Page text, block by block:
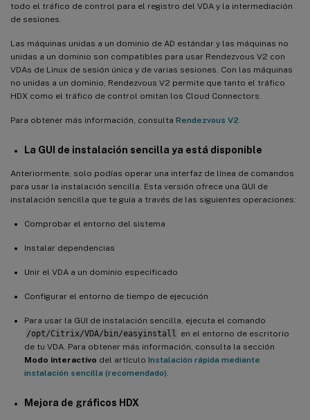
todo el tráfico de control para el registro del VDA y la intermediación
de sesiones.
Las máquinas unidas a un dominio de AD estándar y las máquinas no
unidas a un dominio son compatibles para usar Rendezvous V2 con
VDAs de Linux de sesión única y de varias sesiones. Con las máquinas
no unidas a un dominio, Rendezvous V2 permite que tanto el tráfico
HDX como el tráfico de control omitan los Cloud Connectors.
Para obtener más información, consulta Rendezvous V2
La GUI de instalación sencilla ya está disponible
Anteriormente, solo podías operar una interfaz de línea de comandos
para usar la instalación sencilla. Esta versión ofrece una GUI de
instalación sencilla que te guía a través de las siguientes operaciones:
Comprobar el entorno del sistema
Instalar dependencias
Unir el VDA a un dominio especificado
Configurar el entorno de tiempo de ejecución
Para usar la GUI de instalación sencilla, ejecuta el comando
/opt/Citrix/VDA/bin/easyinstall
en el entorno de escritorio
de tu VDA. Para obtener más información, consulta la sección
Modo interactivo del artículo Instalación rápida mediante
instalación sencilla (recomendado)
Mejora de gráficos HDX